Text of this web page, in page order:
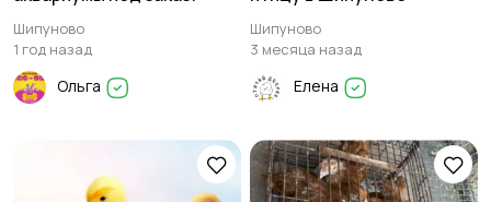
Шипуново
1 год назад
Ольга
Шипуново
3 месяца назад
Елена